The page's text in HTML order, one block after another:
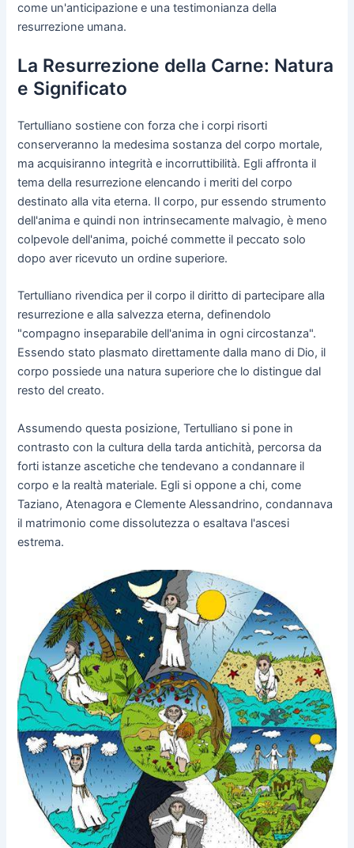
come un'anticipazione e una testimonianza della
resurrezione umana.
La Resurrezione della Carne: Natura
e Significato
Tertulliano sostiene con forza che i corpi risorti
conserveranno la medesima sostanza del corpo mortale,
ma acquisiranno integrità e incorruttibilità. Egli affronta il
tema della resurrezione elencando i meriti del corpo
destinato alla vita eterna. Il corpo, pur essendo strumento
dell'anima e quindi non intrinsecamente malvagio, è meno
colpevole dell'anima, poiché commette il peccato solo
dopo aver ricevuto un ordine superiore.
Tertulliano rivendica per il corpo il diritto di partecipare alla
resurrezione e alla salvezza eterna, definendolo
"compagno inseparabile dell'anima in ogni circostanza".
Essendo stato plasmato direttamente dalla mano di Dio, il
corpo possiede una natura superiore che lo distingue dal
resto del creato.
Assumendo questa posizione, Tertulliano si pone in
contrasto con la cultura della tarda antichità, percorsa da
forti istanze ascetiche che tendevano a condannare il
corpo e la realtà materiale. Egli si oppone a chi, come
Taziano, Atenagora e Clemente Alessandrino, condannava
il matrimonio come dissolutezza o esaltava l'ascesi
estrema.